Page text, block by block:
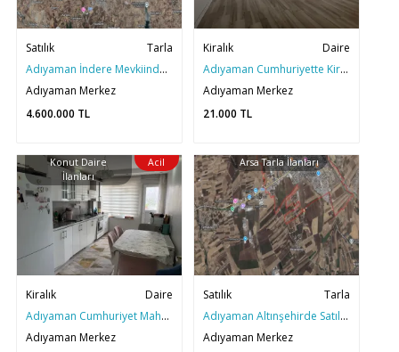
Satılık
Tarla
Adıyaman İndere Mevkiinde Yatırımlık Satılık 2372 m2 Arazi
Adıyaman Merkez
4.600.000 TL
Kiralık
Daire
Adıyaman Cumhuriyette Kiralık 3+1 170M2 Daire
Adıyaman Merkez
21.000 TL
Konut Daire
İlanları
Acil
Kiralık
Daire
Adıyaman Cumhuriyet Mahallesinde 3. Çevreyolu Kiralık Daire
Adıyaman Merkez
Arsa Tarla İlanları
Satılık
Tarla
Adıyaman Altınşehirde Satılık 10 dönüm Yatırımlık Tarla
Adıyaman Merkez